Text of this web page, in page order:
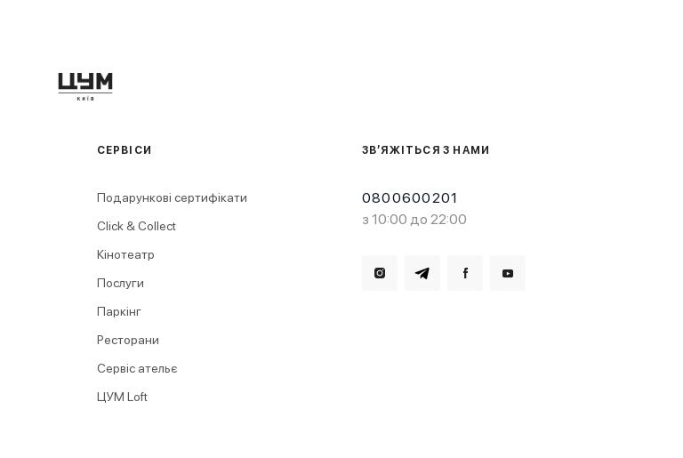
ЗВ’ЯЖІТЬСЯ З НАМИ
0800600201
з 10:00 до 22:00
СЕРВІСИ
Подарункові сертифікати
Click & Collect
Кінотеатр
Послуги
Паркінг
Ресторани
Сервіс ательє
ЦУМ Loft